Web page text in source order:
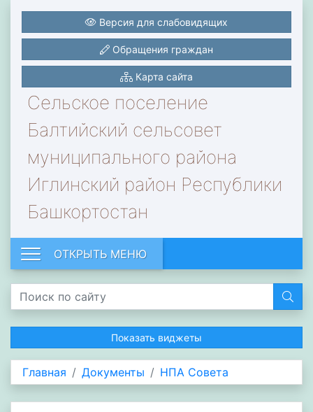
Сельское поселение
Балтийский сельсовет
муниципального района
Иглинский район Республики
Башкортостан
Версия для слабовидящих
Обращения граждан
Карта сайта
ОТКРЫТЬ МЕНЮ
Показать виджеты
Главная Документы НПА Совета